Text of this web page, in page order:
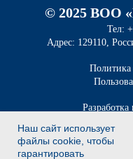
Наш сайт использует
файлы cookie, чтобы
гарантировать
© 2025 ВОО
Тел:
Адрес: 129110,
Политика